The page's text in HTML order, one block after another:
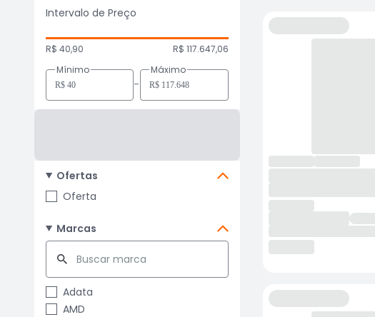
Intervalo de Preço
R$ 40,90
R$ 117.647,06
Mínimo
-
Máximo
Ofertas
Oferta
Marcas
Adata
AMD